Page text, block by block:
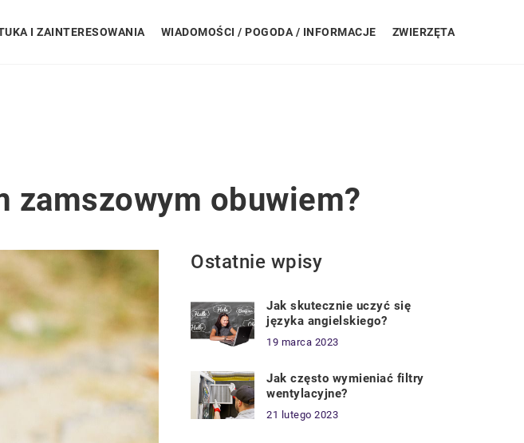
I ZAINTERESOWANIA WIADOMOŚCI / POGODA / INFORMACJE ZWIERZĘTA
zamszowym obuwiem?
Ostatnie wpisy
Jak skutecznie uczyć się
języka angielskiego?
19 marca 2023
Jak często wymieniać filtry
wentylacyjne?
21 lutego 2023